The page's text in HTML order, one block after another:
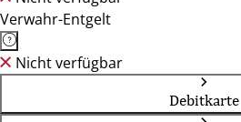
Verwahr-Entgelt
Nicht verfügbar
Debitkarte